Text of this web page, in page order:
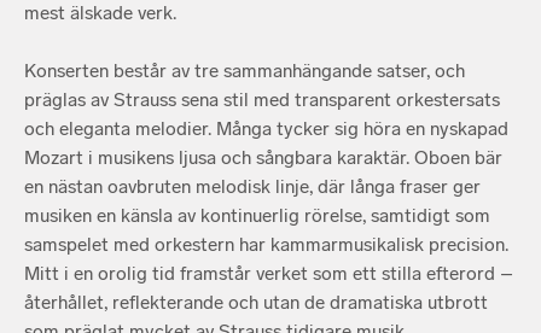
mest älskade verk.
Konserten består av tre sammanhängande satser, och
präglas av Strauss sena stil med transparent orkestersats
och eleganta melodier. Många tycker sig höra en nyskapad
Mozart i musikens ljusa och sångbara karaktär. Oboen bär
en nästan oavbruten melodisk linje, där långa fraser ger
musiken en känsla av kontinuerlig rörelse, samtidigt som
samspelet med orkestern har kammarmusikalisk precision.
Mitt i en orolig tid framstår verket som ett stilla efterord –
återhållet, reflekterande och utan de dramatiska utbrott